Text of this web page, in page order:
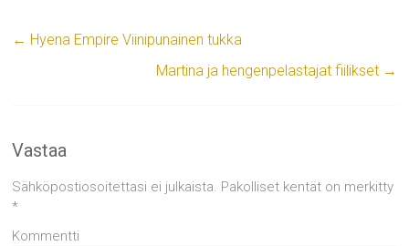
← Hyena Empire Viinipunainen tukka
Martina ja hengenpelastajat fiilikset →
Vastaa
Sähköpostiosoitettasi ei julkaista. Pakolliset kentät on merkitty
*
Kommentti